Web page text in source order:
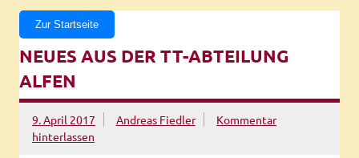
Zur Startseite
NEUES AUS DER TT-ABTEILUNG
ALFEN
9. April 2017 Andreas Fiedler
Kommentar
hinterlassen